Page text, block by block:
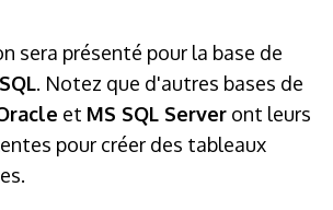
sera présenté pour la base de
. Notez que d'autres bases de
et MS SQL Server ont leurs
pour créer des tableaux